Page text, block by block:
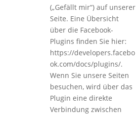
(„Gefällt mir“) auf unserer
Seite. Eine Übersicht
über die Facebook-
Plugins finden Sie hier:
https://developers.facebo
ok.com/docs/plugins/.
Wenn Sie unsere Seiten
besuchen, wird über das
Plugin eine direkte
Verbindung zwischen